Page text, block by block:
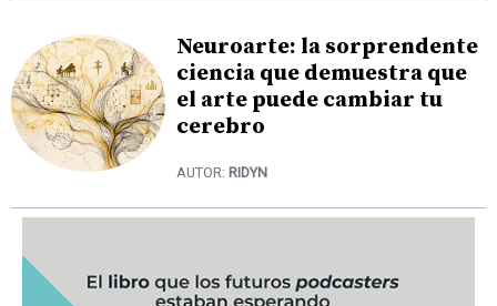
Neuroarte: la sorprendente
ciencia que demuestra que
el arte puede cambiar tu
cerebro
AUTOR:RIDYN